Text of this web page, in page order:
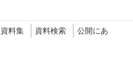
資料集 資料検索
公開にあ